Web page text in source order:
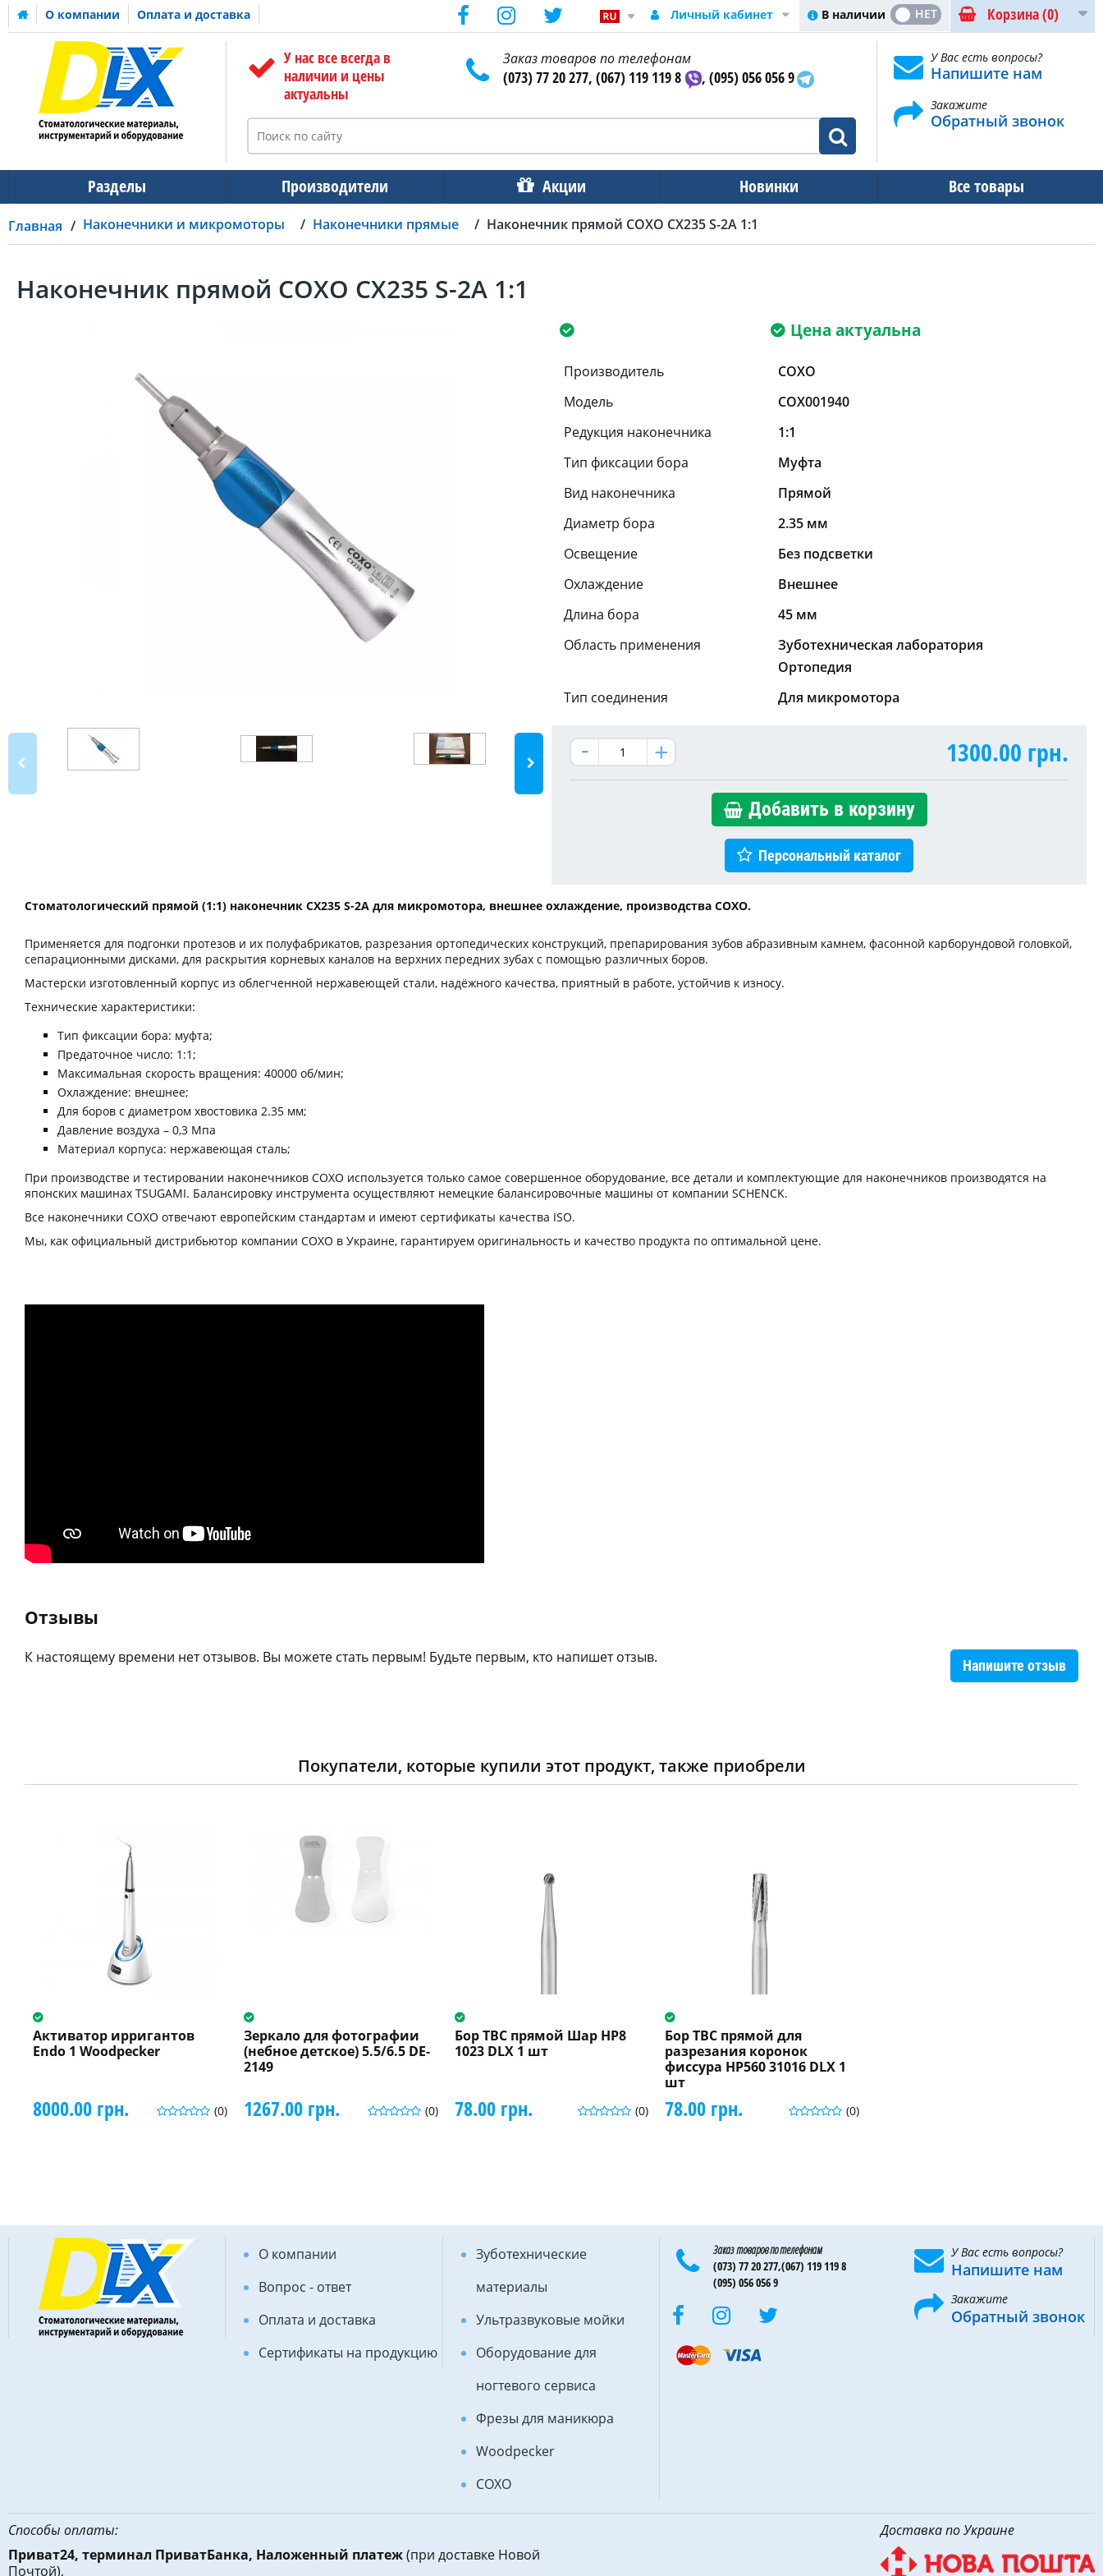
О компании Оплата и доставка Корзина(0)
В наличии
ДА НЕТ
Личный кабинет
У нас все всегда в
наличии и цены
актуальны
Заказ товаров по телефонам
(073) 77 20 277, (067) 119 119 8 , (095) 056 056 9
У Вас есть вопросы?
Напишите нам
Закажите
Обратный звонок
Разделы Производители Акции Новинки Все товары
Главная Наконечники и микромоторы Наконечники прямые Наконечник прямой COXO CX235 S-2A 1:1
Наконечник прямой COXO CX235 S-2A 1:1
Цена актуальна
Производитель
COXO
Модель
COX001940
Редукция наконечника
1:1
Тип фиксации бора
Муфта
Вид наконечника
Прямой
Диаметр бора
2.35 мм
Освещение
Без подсветки
Охлаждение
Внешнее
Длина бора
45 мм
Область применения
Зуботехническая лаборатория
Ортопедия
Тип соединения
Для микромотора
1300.00 грн.
Добавить в корзину
Персональный каталог
Стоматологический прямой (1:1) наконечник CX235 S-2A для микромотора, внешнее охлаждение, производства COXO.
Применяется для подгонки протезов и их полуфабрикатов, разрезания ортопедических конструкций, препарирования зубов абразивным камнем, фасонной карборундовой головкой,
сепарационными дисками, для раскрытия корневых каналов на верхних передних зубах с помощью различных боров.
Мастерски изготовленный корпус из облегченной нержавеющей стали, надёжного качества, приятный в работе, устойчив к износу.
Технические характеристики:
Тип фиксации бора: муфта;
Предаточное число: 1:1;
Максимальная скорость вращения: 40000 об/мин;
Охлаждение: внешнее;
Для боров с диаметром хвостовика 2.35 мм;
Давление воздуха – 0,3 Мпа
Материал корпуса: нержавеющая сталь;
При производстве и тестировании наконечников COXO используется только самое совершенное оборудование, все детали и комплектующие для наконечников производятся на
японских машинах TSUGAMI. Балансировку инструмента осуществляют немецкие балансировочные машины от компании SCHENCK.
Все наконечники COXO отвечают европейским стандартам и имеют сертификаты качества ISO.
Мы, как официальный дистрибьютор компании COXO в Украине, гарантируем оригинальность и качество продукта по оптимальной цене.
Отзывы
Напишите отзыв
К настоящему времени нет отзывов. Вы можете стать первым! Будьте первым, кто напишет отзыв.
Покупатели, которые купили этот продукт, также приобрели
Активатор ирригантов
Endo 1 Woodpecker
(0)
8000.00 грн.
Зеркало для фотографии
(небное детское) 5.5/6.5 DE-
2149
(0)
1267.00 грн.
Бор ТВС прямой Шар HP8
1023 DLX 1 шт
(0)
78.00 грн.
Бор ТВС прямой для
разрезания коронок
фиссура HP560 31016 DLX 1
шт
(0)
78.00 грн.
О компании
Вопрос - ответ
Оплата и доставка
Сертификаты на продукцию
Зуботехнические
материалы
Ультразвуковые мойки
Оборудование для
ногтевого сервиса
Фрезы для маникюра
Woodpecker
COXO
Заказ товаров по телефонам
(073) 77 20 277,(067) 119 119 8
(095) 056 056 9
У Вас есть вопросы?
Напишите нам
Закажите
Обратный звонок
Способы оплаты:
Приват24, терминал ПриватБанка, Наложенный платеж(при доставке Новой
Почтой),
Доставка по Украине